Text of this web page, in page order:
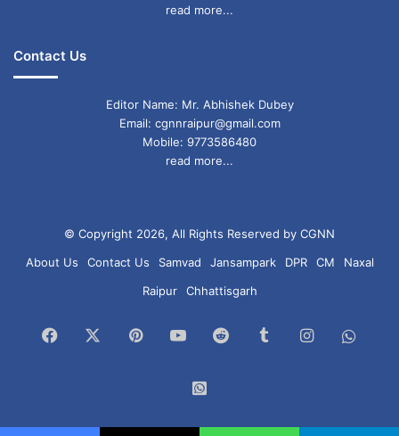
read more...
Contact Us
Editor Name: Mr. Abhishek Dubey
Email: cgnnraipur@gmail.com
Mobile: 9773586480
read more...
© Copyright 2026, All Rights Reserved by CGNN
About Us
Contact Us Samvad Jansampark DPR CM
Naxal
Raipur
Chhattisgarh
Facebook PinterestYouTubeReddit TumblrInstagram
Group